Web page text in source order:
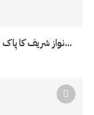
نواز شریف کا پاک فوج کے آپریشن عزم پاکستان کی حمایت کا...